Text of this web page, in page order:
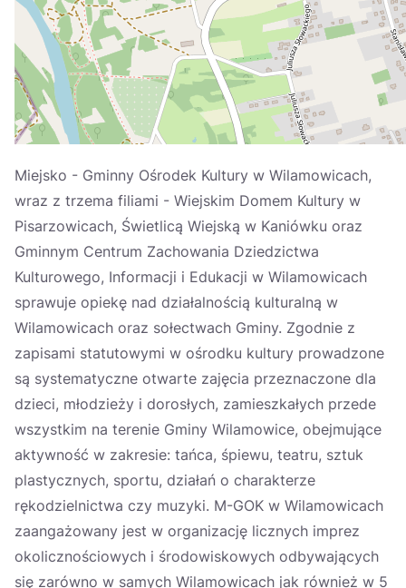
Miejsko - Gminny Ośrodek Kultury w Wilamowicach,
wraz z trzema filiami - Wiejskim Domem Kultury w
Pisarzowicach, Świetlicą Wiejską w Kaniówku oraz
Gminnym Centrum Zachowania Dziedzictwa
Kulturowego, Informacji i Edukacji w Wilamowicach
sprawuje opiekę nad działalnością kulturalną w
Wilamowicach oraz sołectwach Gminy. Zgodnie z
zapisami statutowymi w ośrodku kultury prowadzone
są systematyczne otwarte zajęcia przeznaczone dla
dzieci, młodzieży i dorosłych, zamieszkałych przede
wszystkim na terenie Gminy Wilamowice, obejmujące
aktywność w zakresie: tańca, śpiewu, teatru, sztuk
plastycznych, sportu, działań o charakterze
rękodzielnictwa czy muzyki. M-GOK w Wilamowicach
zaangażowany jest w organizację licznych imprez
okolicznościowych i środowiskowych odbywających
się zarówno w samych Wilamowicach jak również w 5